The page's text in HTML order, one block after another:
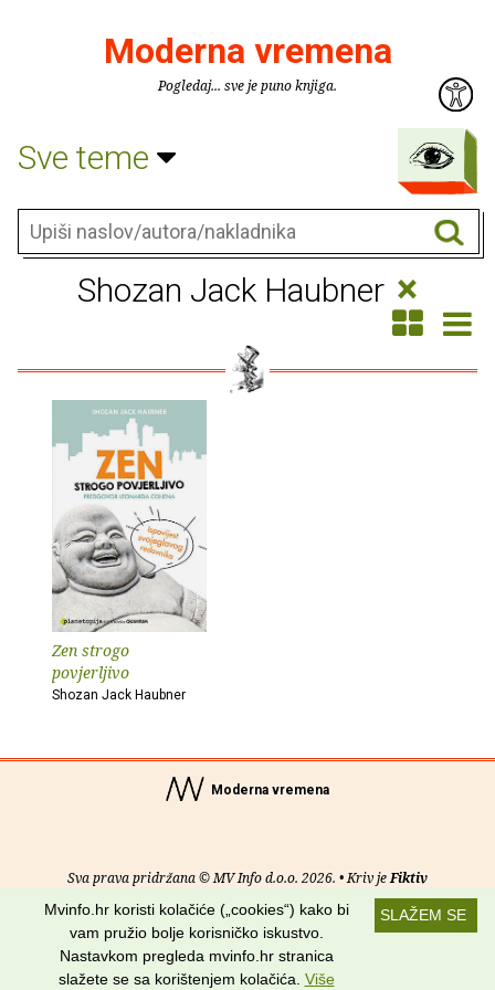
Moderna vremena
Pogledaj... sve je puno knjiga.
Sve teme
Shozan Jack Haubner ×
Zen strogo
povjerljivo
Shozan Jack Haubner
Moderna vremena
Sva prava pridržana © MV Info d.o.o. 2026. • Kriv jeFiktiv
Uvjeti korištenja RSS kanali
Potraži nas na:
SLAŽEM SE
Mvinfo.hr koristi kolačiće („cookies“) kako bi
vam pružio bolje korisničko iskustvo.
Nastavkom pregleda mvinfo.hr stranica
slažete se sa korištenjem kolačića. Više